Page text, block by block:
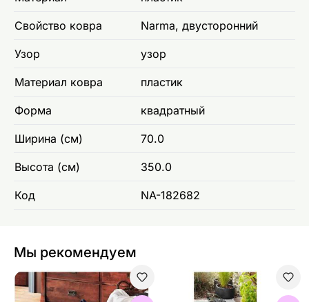
Свойство ковра Narma, двусторонний
Узор узор
Материал ковра пластик
Форма квадратный
Ширина (см) 70.0
Высота (см) 350.0
Код NA-182682
Мы рекомендуем
NARMA пластиковый ковер Hullo blue 70x100 см
NARMA пластиковый